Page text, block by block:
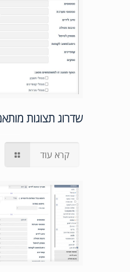
שדרוג תצוגות
קרא עוד